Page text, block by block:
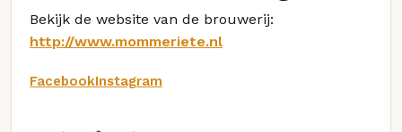
Bekijk de website van de brouwerij:
http://www.mommeriete.nl
FacebookInstagram